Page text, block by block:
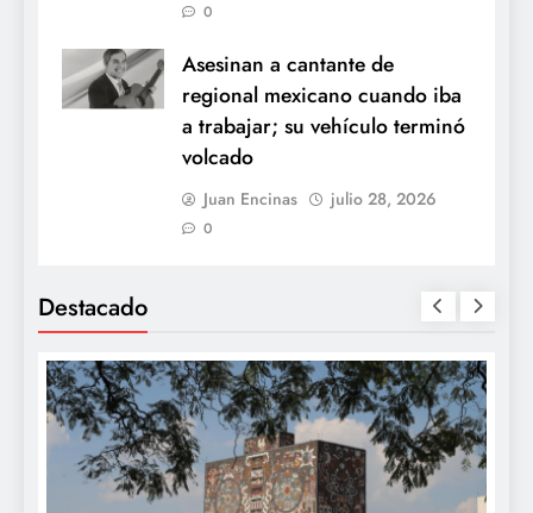
0
Asesinan a cantante de
regional mexicano cuando iba
a trabajar; su vehículo terminó
volcado
Juan Encinas julio 28, 2026
0
Destacado